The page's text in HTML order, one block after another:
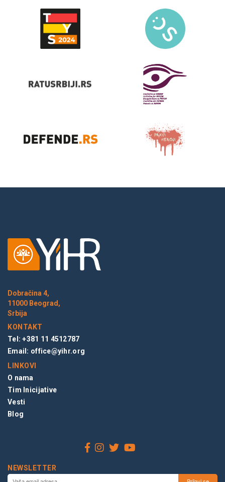
Dobračina 4,
11000 Beograd,
Srbija
KONTAKT
Tel: +381 11 4512787
Email: office@yihr.org
LINKOVI
O nama
Tim Inicijative
Vesti
Blog
NEWSLETTER